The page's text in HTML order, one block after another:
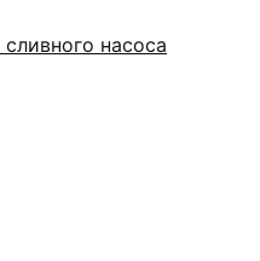
насоса